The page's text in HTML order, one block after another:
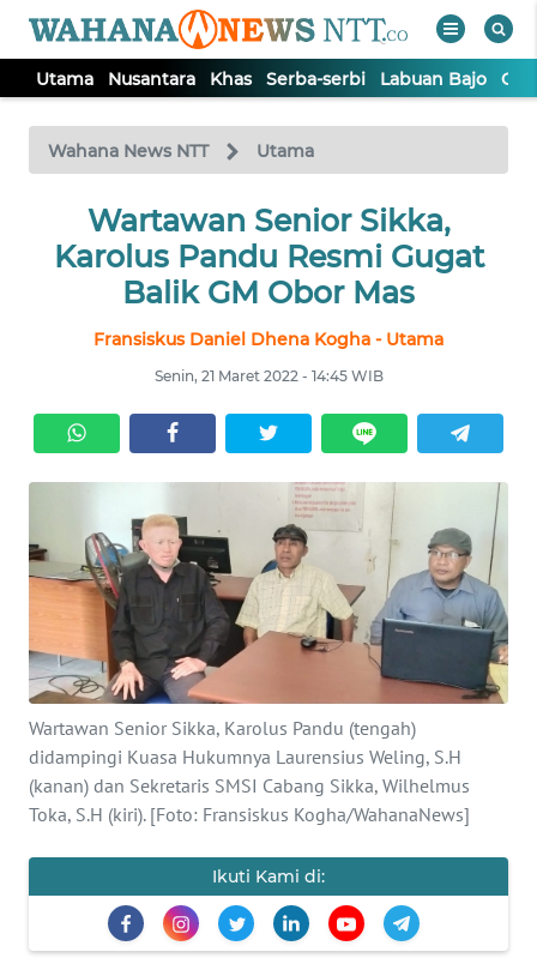
Utama Nusantara Khas Serba-serbi Labuan Bajo
Wahana News NTT Utama
Wartawan Senior Sikka,
Karolus Pandu Resmi Gugat
Balik GM Obor Mas
Fransiskus Daniel Dhena Kogha - Utama
Senin, 21 Maret 2022 - 14:45 WIB
Wartawan Senior Sikka, Karolus Pandu (tengah)
didampingi Kuasa Hukumnya Laurensius Weling, S.H
(kanan) dan Sekretaris SMSI Cabang Sikka, Wilhelmus
Toka, S.H (kiri). [Foto: Fransiskus Kogha/WahanaNews]
Ikuti Kami di:
TV
Tutup
UTAMA
NUSANTARA
SERBA-
SERBI
BAJO
OPINI
Informasi
INDEKS
BERITA
KONTAK
INFO